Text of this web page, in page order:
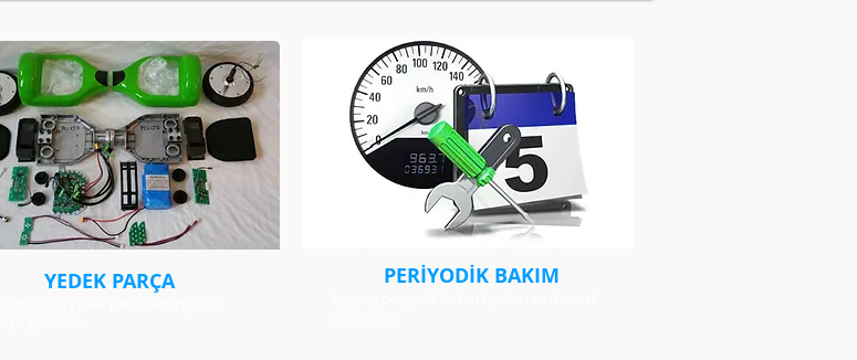
YEDEK PARÇA ​PERİYODİK BAKIM